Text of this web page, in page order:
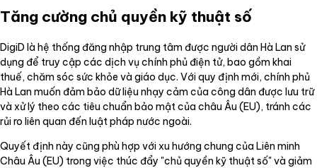
Tăng cường chủ quyền kỹ thuật số
DigiD là hệ thống đăng nhập trung tâm được người dân Hà Lan sử
dụng để truy cập các dịch vụ chính phủ điện tử, bao gồm khai
thuế, chăm sóc sức khỏe và giáo dục. Với quy định mới, chính phủ
Hà Lan muốn đảm bảo dữ liệu nhạy cảm của công dân được lưu trữ
và xử lý theo các tiêu chuẩn bảo mật của châu Âu (EU), tránh các
rủi ro liên quan đến luật pháp nước ngoài.
Quyết định này cũng phù hợp với xu hướng chung của Liên minh
Châu Âu (EU) trong việc thúc đẩy "chủ quyền kỹ thuật số" và giảm